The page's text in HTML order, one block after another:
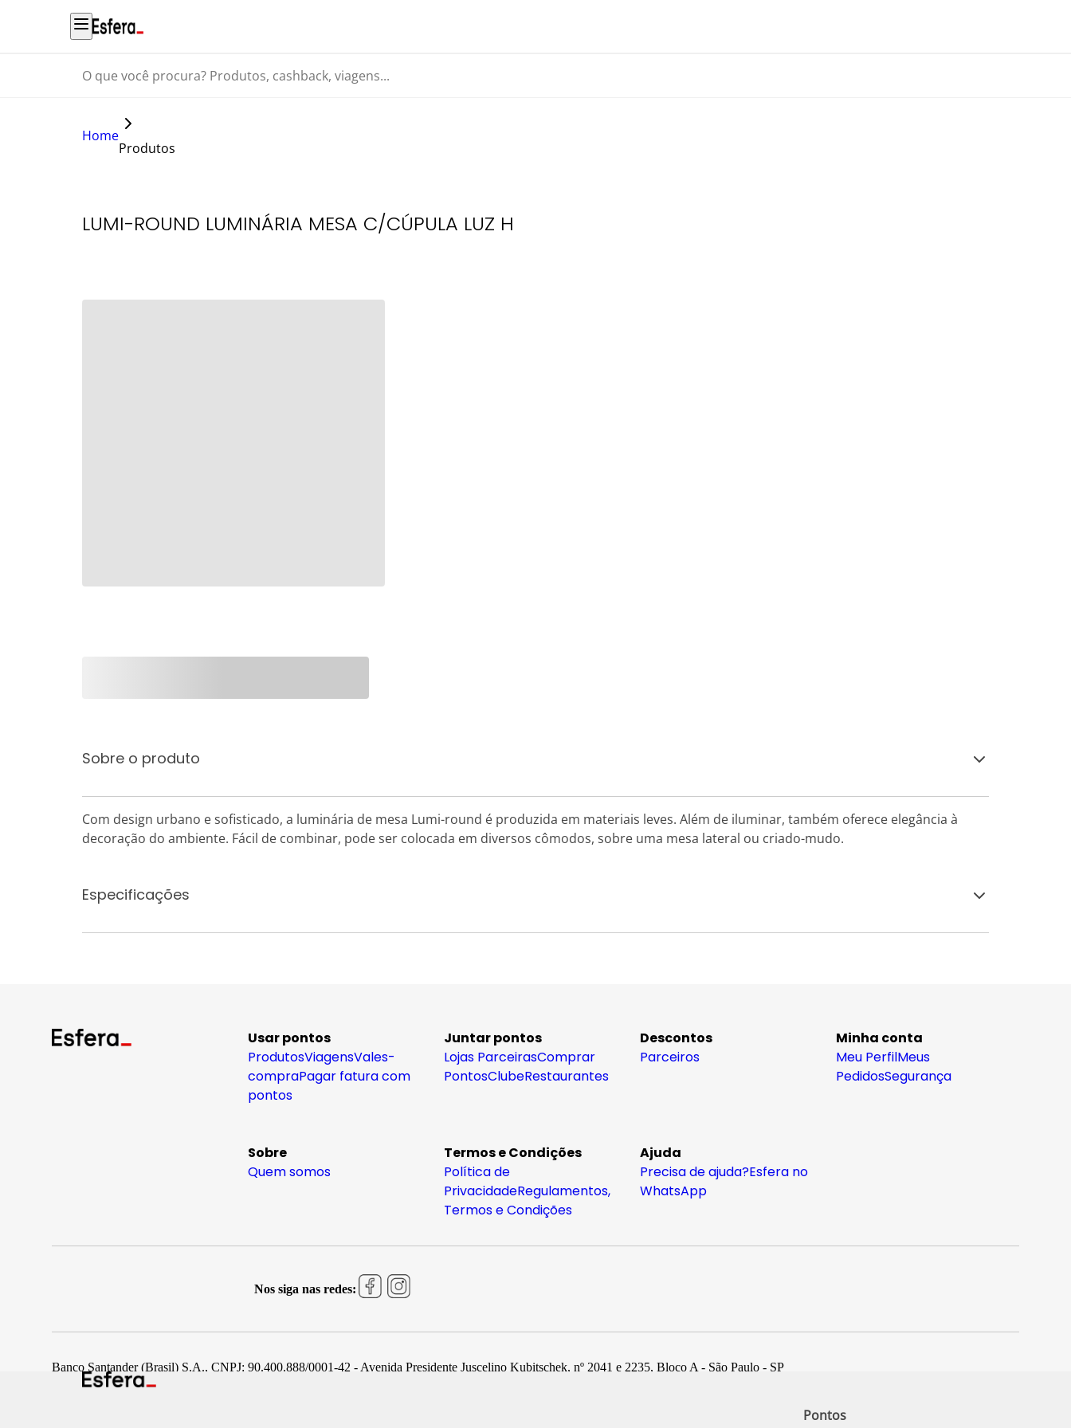
Pontos
O que você procura? Produtos, cashback, viagens...
Home
Produtos
LUMI-ROUND LUMINÁRIA MESA C/CÚPULA LUZ H
Sobre o produto
Com design urbano e sofisticado, a luminária de mesa Lumi-round é produzida em materiais leves. Além de iluminar, também oferece elegância à
decoração do ambiente. Fácil de combinar, pode ser colocada em diversos cômodos, sobre uma mesa lateral ou criado-mudo.
Especificações
Usar pontos
ProdutosViagensVales-
compraPagar fatura com
pontos
Juntar pontos
Lojas ParceirasComprar
PontosClubeRestaurantes
Descontos
Parceiros
Minha conta
Meu PerfilMeus
PedidosSegurança
Sobre
Quem somos
Termos e Condições
Política de
PrivacidadeRegulamentos,
Termos e Condições
Ajuda
Precisa de ajuda?Esfera no
WhatsApp
Nos siga nas redes:
Banco Santander (Brasil) S.A., CNPJ: 90.400.888/0001-42 - Avenida Presidente Juscelino Kubitschek, nº 2041 e 2235, Bloco A - São Paulo - SP